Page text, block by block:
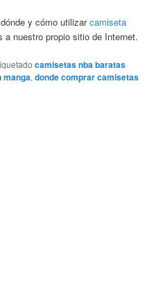
y cómo utilizarcamiseta
a nuestro propio sitio de Internet.
camisetas nba baratas
manga,donde comprar camisetas